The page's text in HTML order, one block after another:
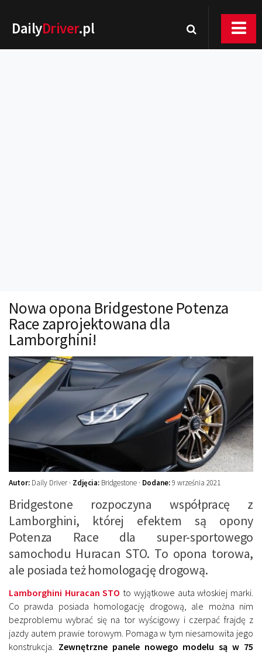
DailyDriver.pl
Technika jazdy
Oświetlenie
Kalkulatory
Przelicznik mocy
Auto z niemiec
Galerie
Nowa opona Bridgestone Potenza
Race zaprojektowana dla
Lamborghini!
Autor: Daily Driver · Zdjęcia: Bridgestone · Dodane:9 września 2021
Bridgestone rozpoczyna współpracę z
Lamborghini, której efektem są opony
Potenza Race dla super-sportowego
samochodu Huracan STO. To opona torowa,
ale posiada też homologację drogową.
Lamborghini Huracan STO to wyjątkowe auta włoskiej marki.
Co prawda posiada homologację drogową, ale można nim
bezproblemu wybrać się na tor wyścigowy i czerpać frajdę z
jazdy autem prawie torowym. Pomaga w tym niesamowita jego
konstrukcja. Zewnętrzne panele nowego modelu są w 75